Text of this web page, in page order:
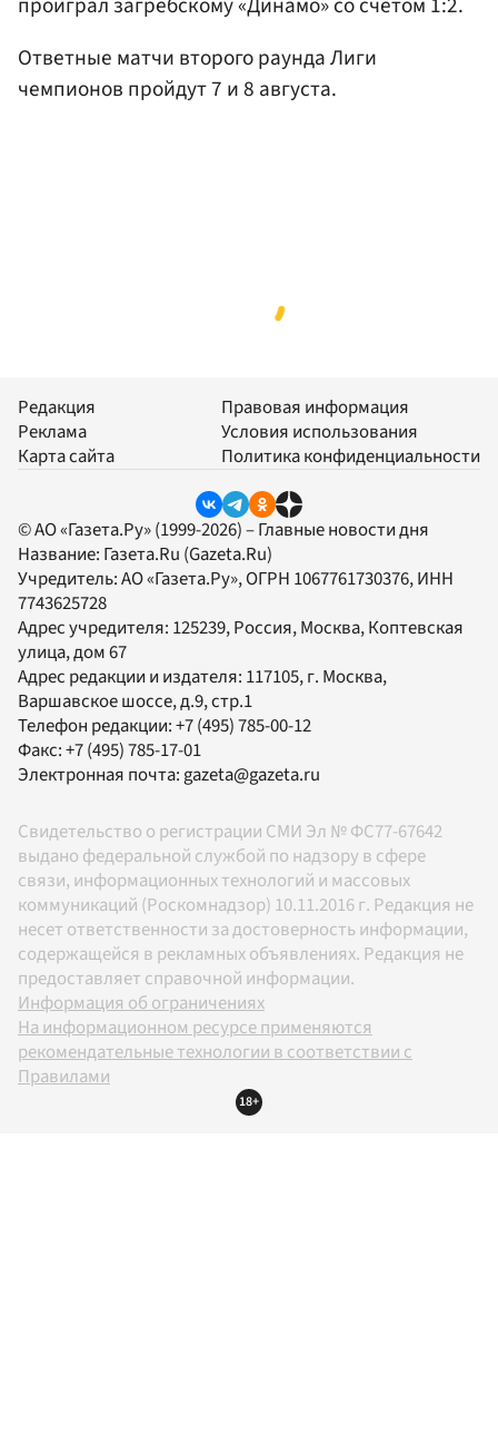
Ответные матчи второго раунда Лиги
чемпионов пройдут 7 и 8 августа.
Редакция
Реклама
Карта сайта
Правовая информация
Условия использования
Политика конфиденциальности
© АО «Газета.Ру» (1999-2026) – Главные новости дня
Название: Газета.Ru (Gazeta.Ru)
Учредитель:АО «Газета.Ру», ОГРН 1067761730376, ИНН
7743625728
Адрес учредителя: 125239, Россия, Москва, Коптевская
улица, дом 67
Адрес редакции и издателя: 117105, г. Москва,
Варшавское шоссе, д.9, стр.1
Телефон редакции:+7 (495) 785-00-12
Факс:+7 (495) 785-17-01
Электронная почта:gazeta@gazeta.ru
Свидетельство о регистрации СМИ Эл № ФС77-67642
выдано федеральной службой по надзору в сфере
связи, информационных технологий и массовых
коммуникаций (Роскомнадзор) 10.11.2016 г. Редакция не
несет ответственности за достоверность информации,
содержащейся в рекламных объявлениях. Редакция не
предоставляет справочной информации.
Информация об ограничениях
На информационном ресурсе применяются
рекомендательные технологии в соответствии с
Правилами
18+